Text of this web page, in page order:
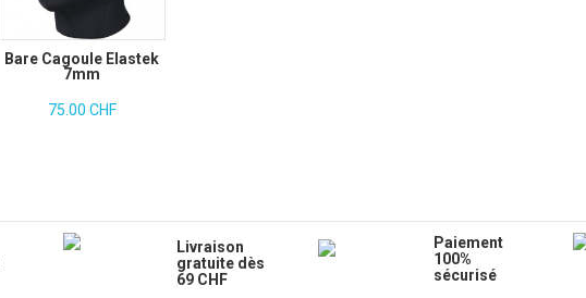
Bare Cagoule Elastek
7mm
75.00 CHF
Livraison
gratuite dès
69 CHF
Paiement
100%
sécurisé